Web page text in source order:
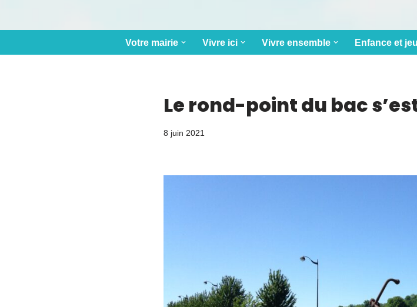
Votre mairie Vivre ici Vivre ensemble Enfance et
Le rond-point du bac
8 juin 2021